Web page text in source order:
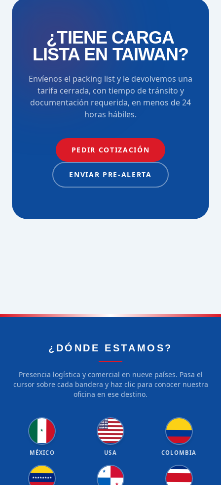
¿TIENE CARGA
LISTA EN TAIWAN?
Envíenos el packing list y le devolvemos una
tarifa cerrada, con tiempo de tránsito y
documentación requerida, en menos de 24
horas hábiles.
PEDIR COTIZACIÓN
ENVIAR PRE-ALERTA
¿DÓNDE ESTAMOS?
Presencia logística y comercial en nueve países. Pasa el
cursor sobre cada bandera y haz clic para conocer nuestra
oficina en ese destino.
★
MÉXICO
★★★★
★★★★★
★★★★★
★★★★★
USA COLOMBIA
★★★★★★★★
★
★